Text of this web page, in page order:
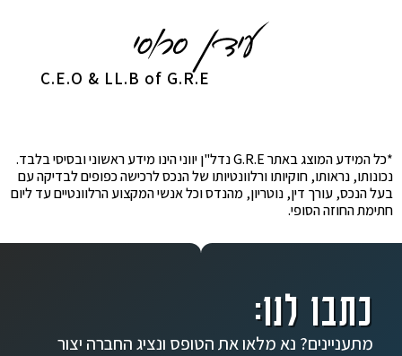
C.E.O & LL.B of G.R.E
*כל המידע המוצג באתר G.R.E נדל"ן יווני הינו מידע ראשוני ובסיסי בלבד.
נכונותו, נראותו, חוקיותו ורלוונטיותו של הנכס לרכישה כפופים לבדיקה עם
בעל הנכס, עורך דין, נוטריון, מהנדס וכל אנשי המקצוע הרלוונטיים עד ליום
חתימת החוזה הסופי.
כתבו לנו:
מתעניינים? נא מלאו את הטופס ונציג החברה יצור